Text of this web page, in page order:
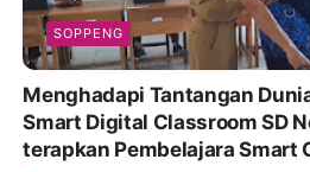
SOPPENG
Menghadapi Tantangan
Smart Digital Classroom SD
terapkan Pembelajara Smart